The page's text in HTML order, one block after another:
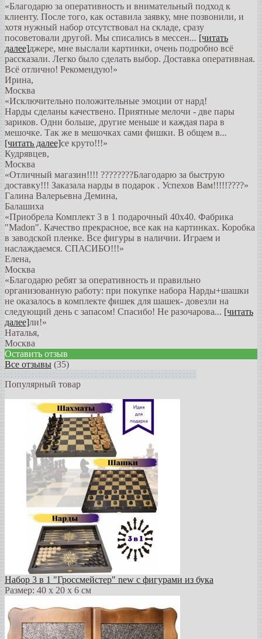
«Благодарю за оперативность и внимательный подход к
клиенту. После того, как оставила заявку, мне позвонили, и
хотя нужный набор отсутствовал на складе, сразу
посоветовали другой. Мы списались в мессен... [читать
далее]джере, мне выслали картинки, очень подробно всё
рассказали. Легко было сделать выбор. Доставка оперативная.
Всё отлично! Рекомендую!»
Ирина,
Москва
«Исключительно положительные эмоции от нард!
Нарды сделаны качествено. Приятные мелочи - две пары
зариков. Одни больше, другие меньше и каждая пара в
мешочке. Так же в мешочках сами фишки. В общем в...
[читать далее]се круто!!!»
Кудрявцев,
Москва
«Отличный магазин!!!! ????????Благодарю за быструю
доставку!!! Заказала нарды в подарок . Успехов Вам!!!!!????»
Галина Валерьевна Демина,
Балашиха
«Приобрела Комплект 3 в 1 подарочный 40х40. Фабрика
"Madon". Качество прекрасное, все как на картинках. Коробка
в заводской пленке. Все фигуры в наличии. Играем и
наслаждаемся. СПАСИБО!!!»
Елена,
Москва
«Благодарю ребят за оперативность и правильно
организованную работу: при покупке набора Нарды+шашки
не оказалось в комплекте фишек для шашек- довезли на
следующий день с запасом! Спасибо! Не разочарова... [читать
далее]ли!»
Наталья,
Москва
Оставить отзыв
Все отзывы (35)
Популярный товар
Набор 3 в 1 "Гроссмейстер" new с фигурами из бука
Размер: 40 х 20 х 6 см